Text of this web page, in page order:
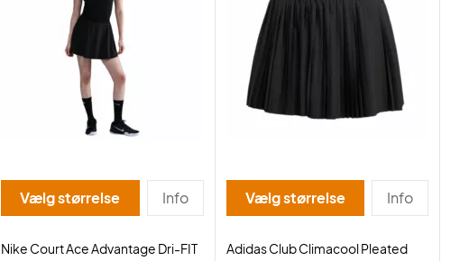
Vælg størrelse Info
Nike Court Ace Advantage Dri-FIT
Vælg størrelse Info
Adidas Club Climacool Pleated